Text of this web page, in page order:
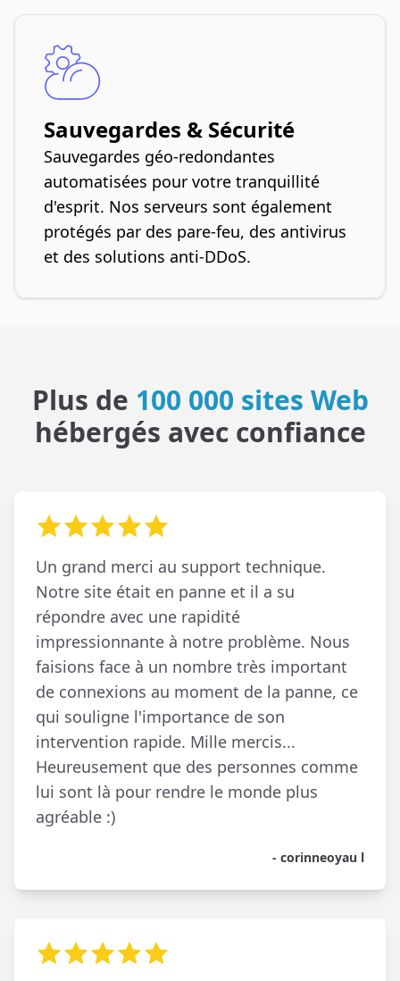
Sauvegardes & Sécurité
Sauvegardes géo-redondantes
automatisées pour votre tranquillité
d'esprit. Nos serveurs sont également
protégés par des pare-feu, des antivirus
et des solutions anti-DDoS.
Plus de 100 000 sites Web
hébergés avec confiance
Un grand merci au support technique.
Notre site était en panne et il a su
répondre avec une rapidité
impressionnante à notre problème. Nous
faisions face à un nombre très important
de connexions au moment de la panne, ce
qui souligne l'importance de son
intervention rapide. Mille mercis...
Heureusement que des personnes comme
lui sont là pour rendre le monde plus
agréable :)
- corinneoyau l